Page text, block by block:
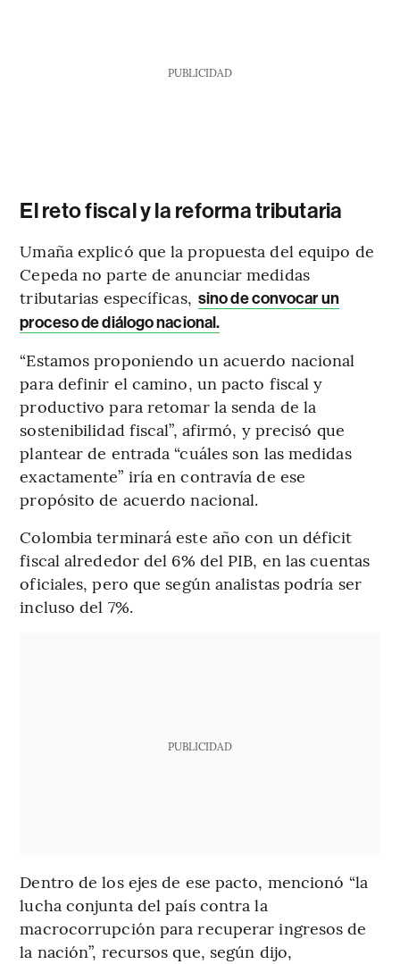
PUBLICIDAD
El reto fiscal y la reforma tributaria
Umaña explicó que la propuesta del equipo de
Cepeda no parte de anunciar medidas
tributarias específicas, sino de convocar un
proceso de diálogo nacional.
“Estamos proponiendo un acuerdo nacional
para definir el camino, un pacto fiscal y
productivo para retomar la senda de la
sostenibilidad fiscal”, afirmó, y precisó que
plantear de entrada “cuáles son las medidas
exactamente” iría en contravía de ese
propósito de acuerdo nacional.
Colombia terminará este año con un déficit
fiscal alrededor del 6% del PIB, en las cuentas
oficiales, pero que según analistas podría ser
incluso del 7%.
PUBLICIDAD
Dentro de los ejes de ese pacto, mencionó “la
lucha conjunta del país contra la
macrocorrupción para recuperar ingresos de
la nación”, recursos que, según dijo,